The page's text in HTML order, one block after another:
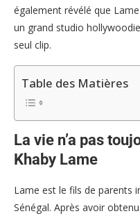
également révélé que
un grand studio
seul clip.
Table des Matières
La vie n’a pas
Khaby Lame
Lame est le fils de parents
Sénégal. Après avoir